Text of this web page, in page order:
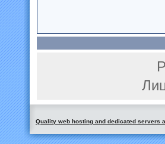
Quality web hosting and dedicated servers